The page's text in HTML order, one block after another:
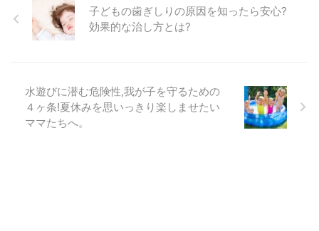
子どもの歯ぎしりの原因を知ったら安心?
効果的な治し方とは?
水遊びに潜む危険性,我が子を守るための
４ヶ条!夏休みを思いっきり楽しませたい
ママたちへ。